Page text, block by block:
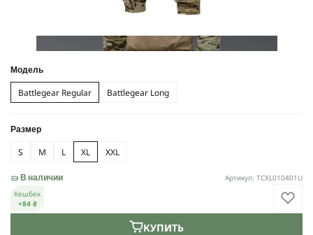
Модель
Battlegear Regular Battlegear Long
Размер
S M L XL XXL
КУПИТЬ
В наличии
Артикул: TCXL010401U
Кешбек
+84 ₴